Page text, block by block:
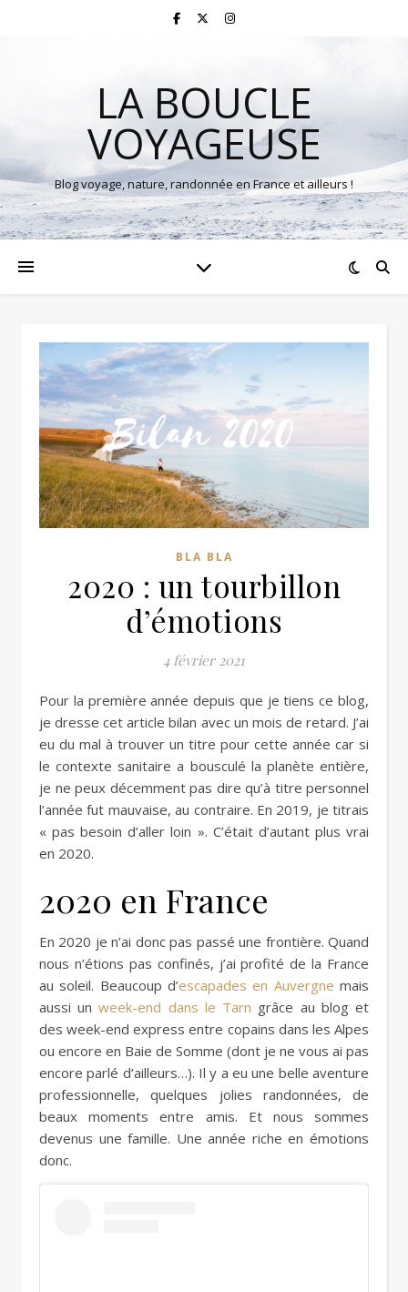
LA BOUCLE
VOYAGEUSE
Blog voyage, nature, randonnée en France et ailleurs !
BLA BLA
2020 : un tourbillon
d’émotions
4 février 2021
Pour la première année depuis que je tiens ce blog,
je dresse cet article bilan avec un mois de retard. J’ai
eu du mal à trouver un titre pour cette année car si
le contexte sanitaire a bousculé la planète entière,
je ne peux décemment pas dire qu’à titre personnel
l’année fut mauvaise, au contraire. En 2019, je titrais
« pas besoin d’aller loin ». C’était d’autant plus vrai
en 2020.
2020 en France
En 2020 je n’ai donc pas passé une frontière. Quand
nous n’étions pas confinés, j’ai profité de la France
au soleil. Beaucoup d’escapades en Auvergne mais
aussi unweek-end dans le Tarn grâce au blog et
des week-end express entre copains dans les Alpes
ou encore en Baie de Somme (dont je ne vous ai pas
encore parlé d’ailleurs…). Il y a eu une belle aventure
professionnelle, quelques jolies randonnées, de
beaux moments entre amis. Et nous sommes
devenus une famille. Une année riche en émotions
donc.